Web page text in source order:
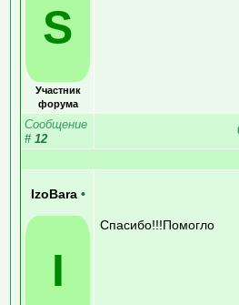
S
Участник
форума
Сообщение
# 12
IzoBara •
I
Спасибо!!!Помогло